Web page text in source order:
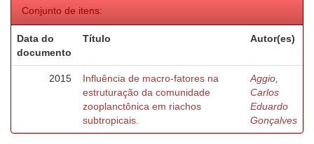
Conjunto de itens:
Data do
documento
Título Autor(es)
2015
Influência de macro-fatores na
estruturação da comunidade
zooplanctônica em riachos
subtropicais.
Aggio,
Carlos
Eduardo
Gonçalves